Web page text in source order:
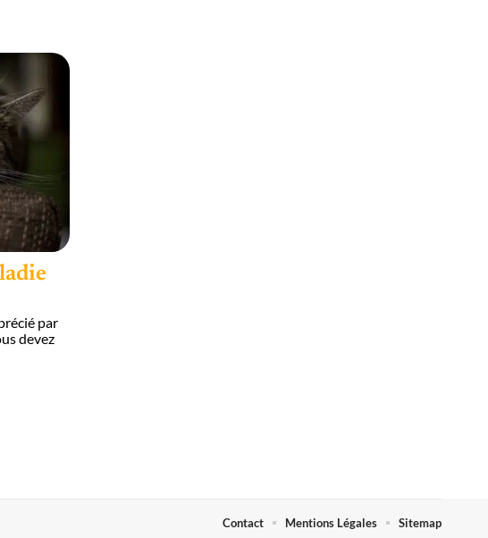
par
devez
Contact Mentions Légales Sitemap